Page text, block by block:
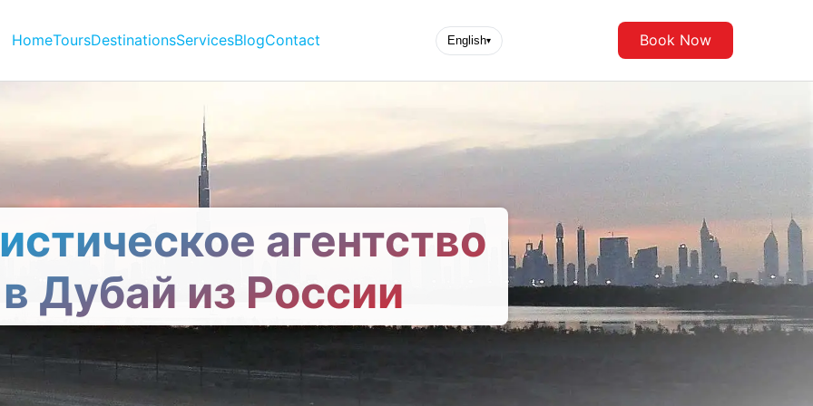
HomeToursDestinationsServicesBlogContact English▾ Book Now
агентство
в Дубай из России